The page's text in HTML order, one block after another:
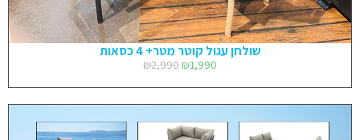
שולחן עגול קוטר מטר+ 4 כסאות
₪2,990 ₪1,990